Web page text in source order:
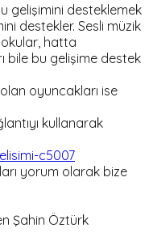
gelişimini desteklemek
destekler. Sesli müzik
hatta
bile bu gelişime destek
oyuncakları ise
kullanarak
c5007
yorum olarak bize
Şahin Öztürk